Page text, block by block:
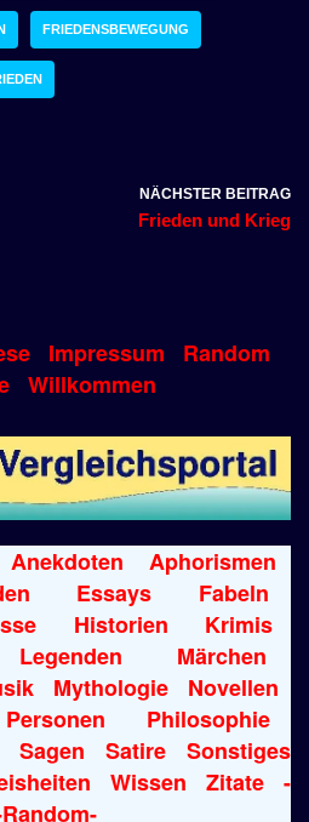
FRIEDENSBEWEGUNG
NÄCHSTER BEITRAG
Frieden und Krieg
Impressum
Random
Willkommen
Anekdoten
Aphorismen
Essays
Fabeln
Historien
Krimis
Legenden
Märchen
Mythologie
Novellen
Personen
Philosophie
Sagen Satire
Sonstiges
Wissen Zitate
-